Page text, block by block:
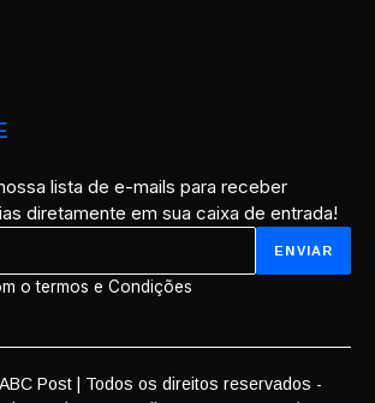
lista de e-mails para receber
diretamente em sua caixa de entrada!
o termos e Condições
Post | Todos os direitos reservados -